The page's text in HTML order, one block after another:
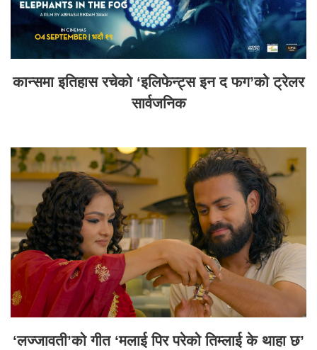
कान्समा इतिहास रचेको ‘इलिफेन्ट्स इन द फग’को ट्रेलर
सार्वजनिक
‘लज्जावती’को गीत ‘मलाई पिर परेको तिम्लाई के थाहा छ’